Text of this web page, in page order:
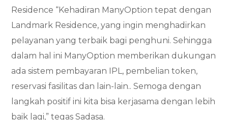
Residence “Kehadiran ManyOption tepat dengan
Landmark Residence, yang ingin menghadirkan
pelayanan yang terbaik bagi penghuni. Sehingga
dalam hal ini ManyOption memberikan dukungan
ada sistem pembayaran IPL, pembelian token,
reservasi fasilitas dan lain-lain.. Semoga dengan
langkah positif ini kita bisa kerjasama dengan lebih
baik lagi,” tegas Sadasa.